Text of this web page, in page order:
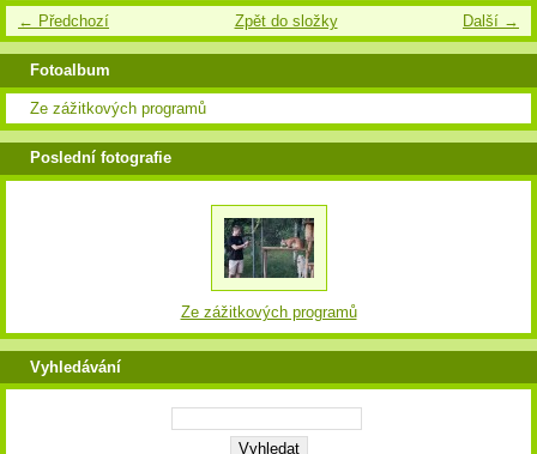
← Předchozí Další →
Zpět do složky
Fotoalbum
Ze zážitkových programů
Poslední fotografie
Ze zážitkových programů
Vyhledávání